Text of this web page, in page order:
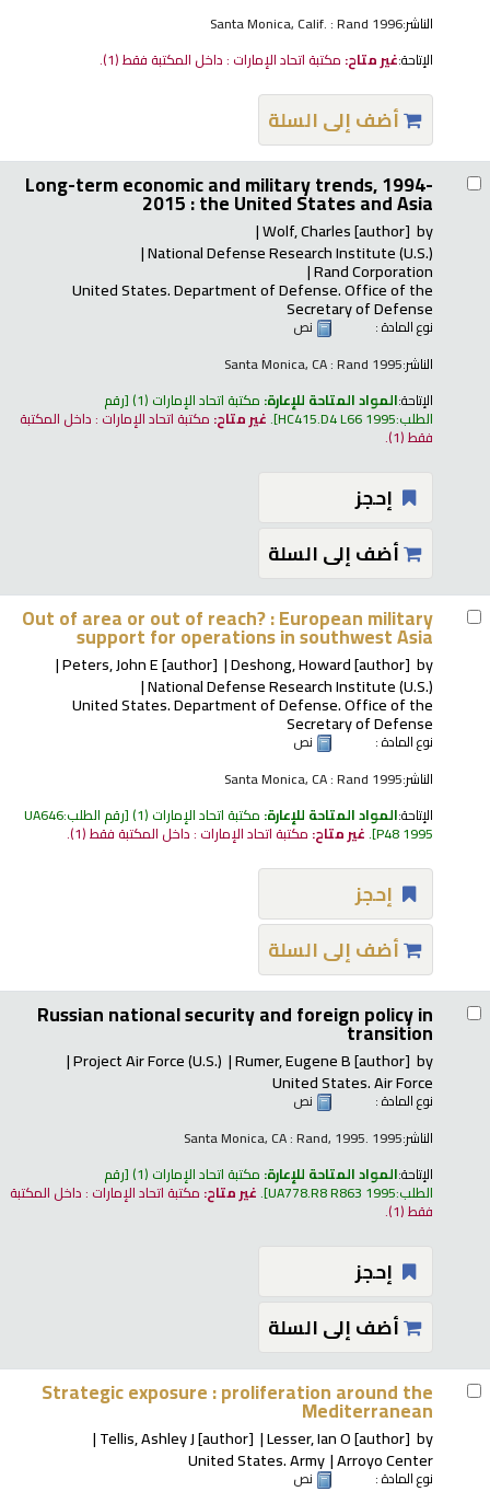
الناشر:Santa Monica, Calif. : Rand 1996
الإتاحة:غير متاح: مكتبة اتحاد الإمارات : داخل المكتبة فقط(1).
أضف إلى السلة
Long-term economic and military trends, 1994-
2015 : the United States and Asia
by
Wolf, Charles[author]
National Defense Research Institute (U.S.)
Rand Corporation
United States. Department of Defense. Office of the
Secretary of Defense
نوع المادة :
نص
الناشر:Santa Monica, CA : Rand 1995
الإتاحة:المواد المتاحة للإعارة: مكتبة اتحاد الإمارات (1) رقم
الطلب:HC415.D4 L66 1995
.غير متاح: مكتبة اتحاد الإمارات : داخل المكتبة
فقط(1).
إحجز
أضف إلى السلة
Out of area or out of reach? : European military
support for operations in southwest Asia
by
Deshong, Howard[author]
Peters, John E[author]
National Defense Research Institute (U.S.)
United States. Department of Defense. Office of the
Secretary of Defense
نوع المادة :
نص
الناشر:Santa Monica, CA : Rand 1995
الإتاحة:المواد المتاحة للإعارة: مكتبة اتحاد الإمارات (1) رقم الطلب:UA646
P48 1995
.غير متاح: مكتبة اتحاد الإمارات : داخل المكتبة فقط(1).
إحجز
أضف إلى السلة
Russian national security and foreign policy in
transition
by
Rumer, Eugene B[author]
Project Air Force (U.S.)
United States. Air Force
نوع المادة :
نص
الناشر:Santa Monica, CA : Rand, 1995. 1995
الإتاحة:المواد المتاحة للإعارة: مكتبة اتحاد الإمارات (1) رقم
الطلب:UA778.R8 R863 1995
.غير متاح: مكتبة اتحاد الإمارات : داخل المكتبة
فقط(1).
إحجز
أضف إلى السلة
Strategic exposure : proliferation around the
Mediterranean
by
Lesser, Ian O[author]
Tellis, Ashley J[author]
Arroyo Center
United States. Army
نوع المادة :
نص